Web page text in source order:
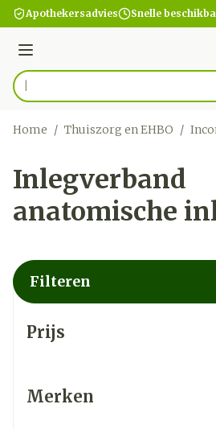
Ga naar de inhoud
Apothekersadvies Snelle
Menu
Product, merk, categorie...
Home / Thuiszorg en EHBO /
Inlegverband
anatomische
Filteren
Prijs
Merken